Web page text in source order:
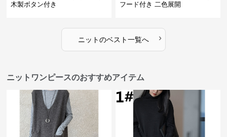
木製ボタン付き
フード付き 二色展開
ニットのベスト一覧へ ›
ニットワンピースのおすすめアイテム